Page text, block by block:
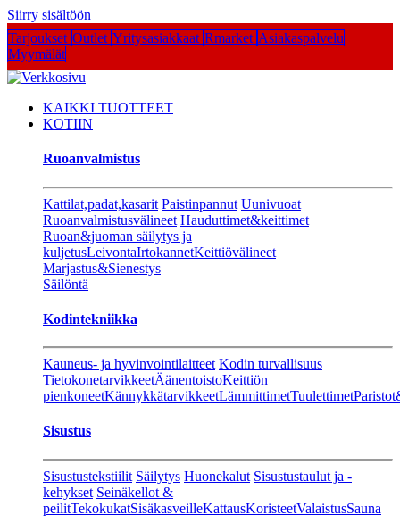
Siirry sisältöön
Tarjoukset Outlet Yritysasiakkaat Rmarket Asiakaspalvelu
Myymälät
KAIKKI TUOTTEET
KOTIIN
Ruoanvalmistus
Kattilat,padat,kasarit Paistinpannut Uunivuoat
Ruoanvalmistusvälineet Hauduttimet&keittimet
Ruoan&juoman säilytys ja
kuljetusLeivontaIrtokannetKeittiövälineet
Marjastus&Sienestys
Säilöntä
Kodintekniikka
Kauneus- ja hyvinvointilaitteet Kodin turvallisuus
TietokonetarvikkeetÄänentoistoKeittiön
pienkoneetKännykkätarvikkeetLämmittimetTuulettimet
Sisustus
Sisustustekstiilit Säilytys Huonekalut Sisustustaulut ja -
kehykset Seinäkellot &
peilitTekokukatSisäkasveilleKattausKoristeetValaistusSauna